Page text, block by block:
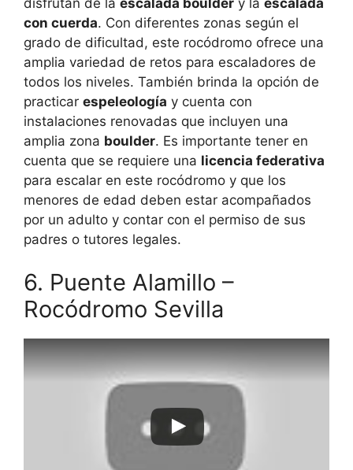
con cuerda. Con diferentes zonas según el
grado de dificultad, este rocódromo ofrece una
amplia variedad de retos para escaladores de
todos los niveles. También brinda la opción de
practicar espeleología y cuenta con
instalaciones renovadas que incluyen una
amplia zona boulder. Es importante tener en
cuenta que se requiere una licencia federativa
para escalar en este rocódromo y que los
menores de edad deben estar acompañados
por un adulto y contar con el permiso de sus
padres o tutores legales.
6. Puente Alamillo –
Rocódromo Sevilla